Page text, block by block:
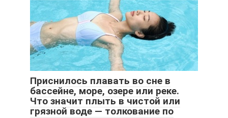
Приснилось плавать во сне в
бассейне, море, озере или реке.
Что значит плыть в чистой или
грязной воде — толкование по